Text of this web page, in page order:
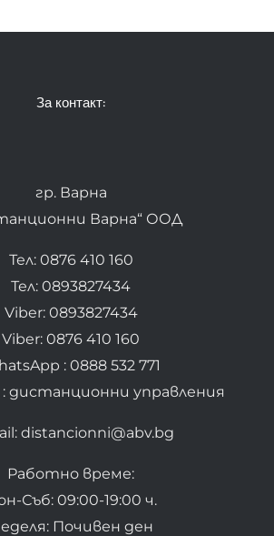
За контакт:
гр. Варна
Варна“ ООД
Тел: 0876 410 160
Тел: 0893827434
Viber: 0893827434
Viber: 0876 410 160
: 0888 532 771
: дистанционни управления
distancionni@abv.bg
Работно време:
Съб: 09:00-19:00 ч.
Почивен ден